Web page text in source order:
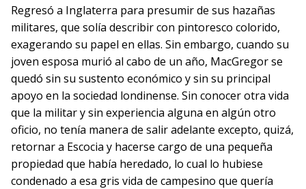
Regresó a Inglaterra para presumir de sus hazañas
militares, que solía describir con pintoresco colorido,
exagerando su papel en ellas. Sin embargo, cuando su
joven esposa murió al cabo de un año, MacGregor se
quedó sin su sustento económico y sin su principal
apoyo en la sociedad londinense. Sin conocer otra vida
que la militar y sin experiencia alguna en algún otro
oficio, no tenía manera de salir adelante excepto, quizá,
retornar a Escocia y hacerse cargo de una pequeña
propiedad que había heredado, lo cual lo hubiese
condenado a esa gris vida de campesino que quería